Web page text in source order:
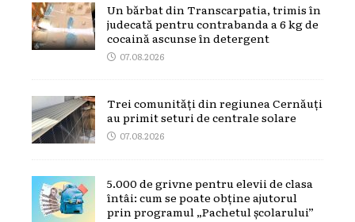
Un bărbat din Transcarpatia, trimis în
judecată pentru contrabanda a 6 kg de
cocaină ascunse în detergent
07.08.2026
Trei comunități din regiunea Cernăuți
au primit seturi de centrale solare
07.08.2026
5.000 de grivne pentru elevii de clasa
întâi: cum se poate obține ajutorul
prin programul „Pachetul școlarului”